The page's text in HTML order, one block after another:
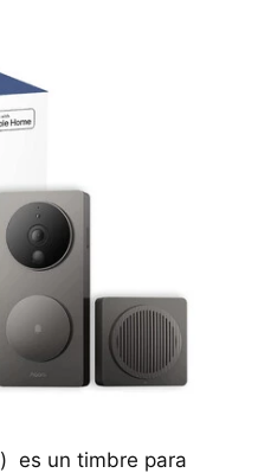
) es un timbre para